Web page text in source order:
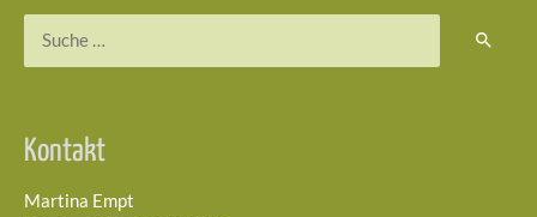
Kontakt
Martina Empt